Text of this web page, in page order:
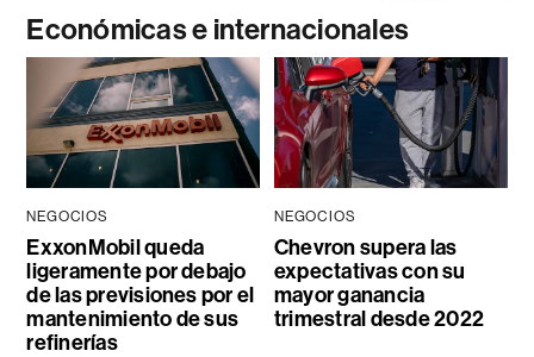
Económicas e internacionales
NEGOCIOS
ExxonMobil queda
ligeramente por debajo
de las previsiones por el
mantenimiento de sus
refinerías
NEGOCIOS
Chevron supera las
expectativas con su
mayor ganancia
trimestral desde 2022